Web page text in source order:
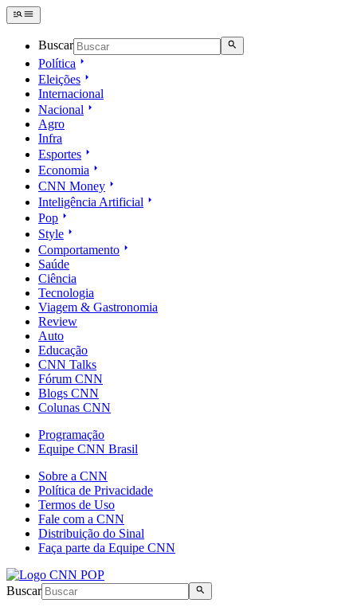
Buscar
Política
Eleições
Internacional
Nacional
Agro
Infra
Esportes
Economia
CNN Money
Inteligência Artificial
Pop
Style
Comportamento
Saúde
Ciência
Tecnologia
Viagem & Gastronomia
Review
Auto
Educação
CNN Talks
Fórum CNN
Blogs CNN
Colunas CNN
Programação
Equipe CNN Brasil
Sobre a CNN
Política de Privacidade
Termos de Uso
Fale com a CNN
Distribuição do Sinal
Faça parte da Equipe CNN
Buscar